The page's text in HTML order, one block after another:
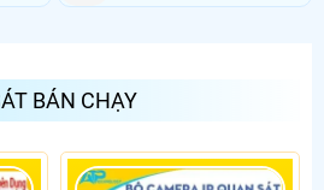
BÁN CHẠY